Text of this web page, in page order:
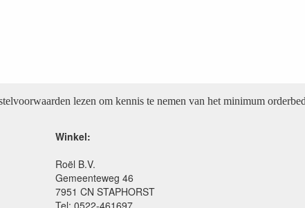
lezen om kennis te nemen van het minimum
Winkel:
Roël B.V.
Gemeenteweg 46
7951 CN STAPHORST
Tel: 0522-461697